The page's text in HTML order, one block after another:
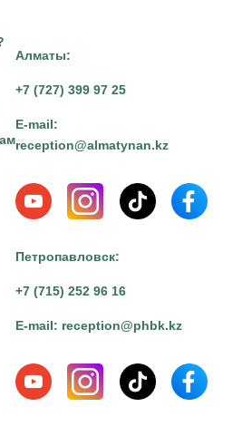
Алматы:
+7 (727) 399 97 25
E-mail:
reception@almatynan.kz
Петропавловск:
+7 (715) 252 96 16
E-mail: reception@phbk.kz